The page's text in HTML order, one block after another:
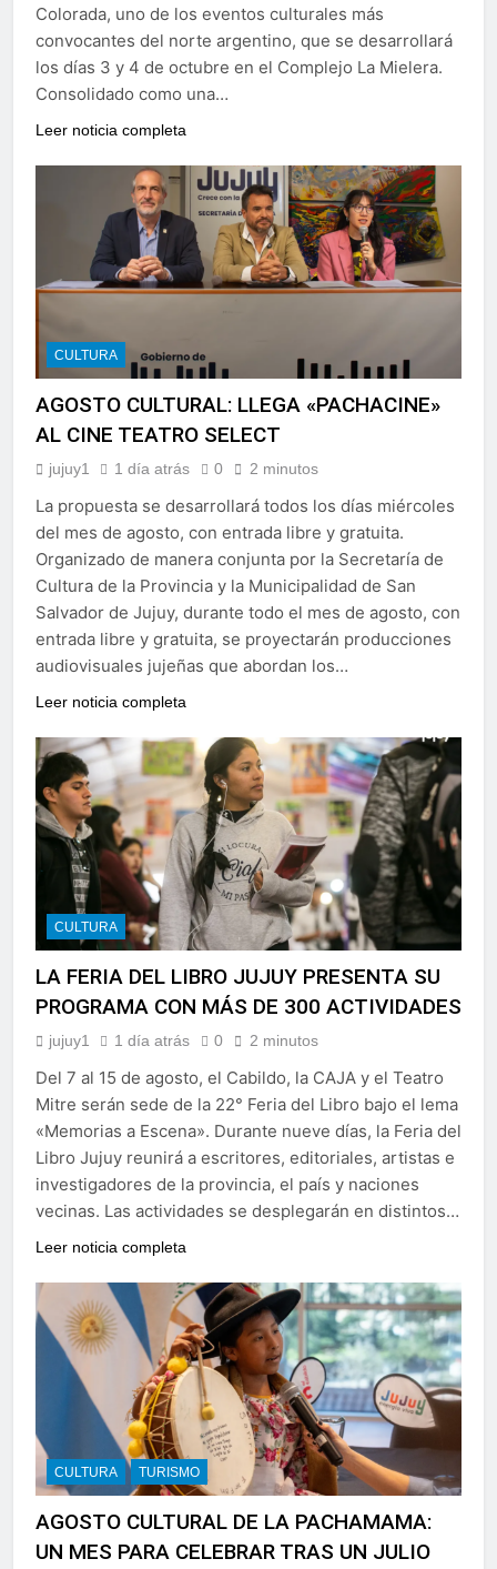
Colorada, uno de los eventos culturales más
convocantes del norte argentino, que se desarrollará
los días 3 y 4 de octubre en el Complejo La Mielera.
Consolidado como una…
Leer noticia completa
CULTURA
AGOSTO CULTURAL: LLEGA «PACHACINE»
AL CINE TEATRO SELECT
jujuy1 1 día atrás 0 2 minutos
La propuesta se desarrollará todos los días miércoles
del mes de agosto, con entrada libre y gratuita.
Organizado de manera conjunta por la Secretaría de
Cultura de la Provincia y la Municipalidad de San
Salvador de Jujuy, durante todo el mes de agosto, con
entrada libre y gratuita, se proyectarán producciones
audiovisuales jujeñas que abordan los…
Leer noticia completa
CULTURA
LA FERIA DEL LIBRO JUJUY PRESENTA SU
PROGRAMA CON MÁS DE 300 ACTIVIDADES
jujuy1 1 día atrás 0 2 minutos
Del 7 al 15 de agosto, el Cabildo, la CAJA y el Teatro
Mitre serán sede de la 22° Feria del Libro bajo el lema
«Memorias a Escena». Durante nueve días, la Feria del
Libro Jujuy reunirá a escritores, editoriales, artistas e
investigadores de la provincia, el país y naciones
vecinas. Las actividades se desplegarán en distintos…
Leer noticia completa
CULTURA TURISMO
AGOSTO CULTURAL DE LA PACHAMAMA:
UN MES PARA CELEBRAR TRAS UN JULIO